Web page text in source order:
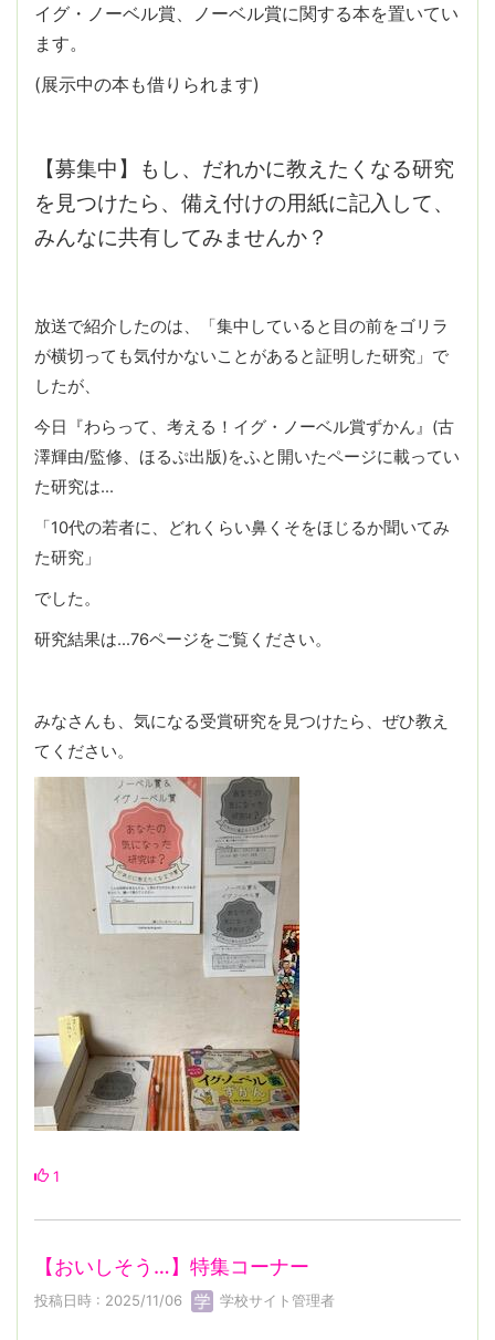
イグ・ノーベル賞、ノーベル賞に関する本を置いてい
ます。
(展示中の本も借りられます)
【募集中】もし、だれかに教えたくなる研究
を見つけたら、備え付けの用紙に記入して、
みんなに共有してみませんか？
放送で紹介したのは、「集中していると目の前をゴリラ
が横切っても気付かないことがあると証明した研究」で
したが、
今日『わらって、考える！イグ・ノーベル賞ずかん』(古
澤輝由/監修、ほるぷ出版)をふと開いたページに載ってい
た研究は…
「10代の若者に、どれくらい鼻くそをほじるか聞いてみ
た研究」
でした。
研究結果は…76ページをご覧ください。
みなさんも、気になる受賞研究を見つけたら、ぜひ教え
てください。
1
【おいしそう…】特集コーナー
投稿日時 : 2025/11/06 学校サイト管理者